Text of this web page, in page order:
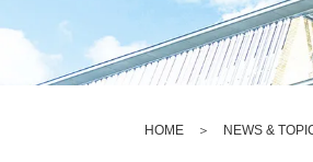
HOME ＞ NEWS &